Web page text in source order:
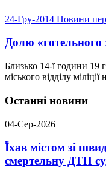
24-Гру-2014 Новини
Долю «готельного
Близько 14-ї години 19
міського відділу
Останні новини
04-Сер-2026
Їхав містом зі
смертельну ДТП